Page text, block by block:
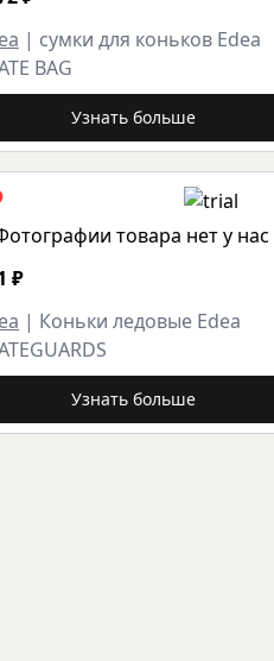
| сумки для коньков Edea
BAG
Узнать больше
₽
| Коньки ледовые Edea
Узнать больше